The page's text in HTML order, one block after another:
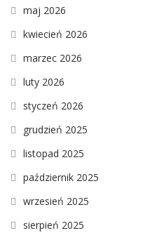
maj 2026
kwiecień 2026
marzec 2026
luty 2026
styczeń 2026
grudzień 2025
listopad 2025
październik 2025
wrzesień 2025
sierpień 2025